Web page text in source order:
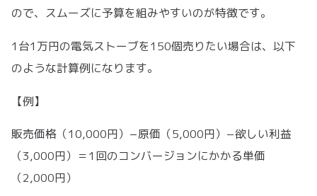
ので、スムーズに予算を組みやすいのが特徴です。
1台1万円の電気ストーブを150個売りたい場合は、以下
のような計算例になります。
【例】
販売価格（10,000円）−原価（5,000円）−欲しい利益
（3,000円）＝1回のコンバージョンにかかる単価
（2,000円）